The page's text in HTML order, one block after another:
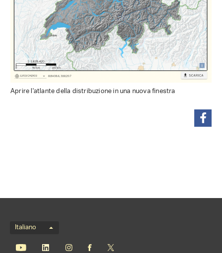
Aprire l'atlante della distribuzione in una nuova finestra
Menu della lingua
Italiano